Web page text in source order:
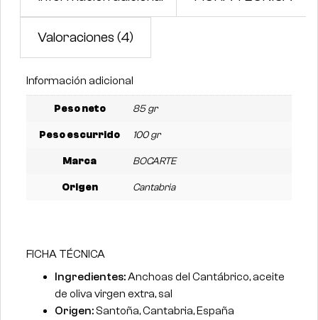
Valoraciones (4)
Información adicional
Peso neto 85 gr
Peso escurrido 100 gr
Marca BOCARTE
Origen Cantabria
FICHA TÉCNICA
Ingredientes:Anchoas del Cantábrico, aceite
de oliva virgen extra, sal
Origen:Santoña, Cantabria, España